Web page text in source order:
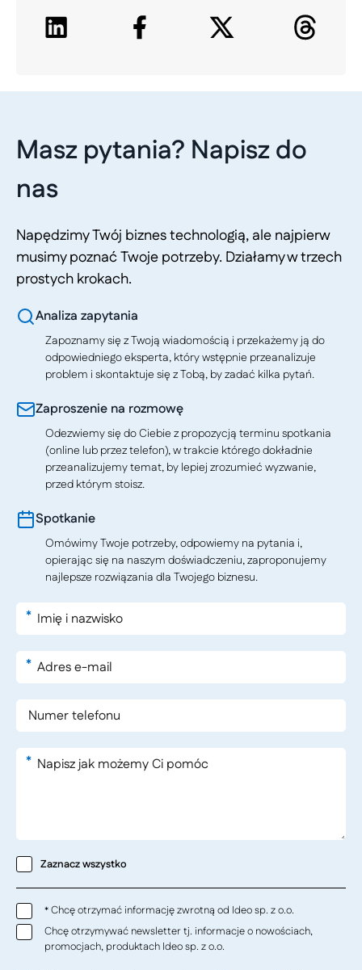
Masz pytania? Napisz do
nas
Napędzimy Twój biznes technologią, ale najpierw
musimy poznać Twoje potrzeby. Działamy w trzech
prostych krokach.
Analiza zapytania
Zapoznamy się z Twoją wiadomością i przekażemy ją do
odpowiedniego eksperta, który wstępnie przeanalizuje
problem i skontaktuje się z Tobą, by zadać kilka pytań.
Zaproszenie na rozmowę
Odezwiemy się do Ciebie z propozycją terminu spotkania
(online lub przez telefon), w trakcie którego dokładnie
przeanalizujemy temat, by lepiej zrozumieć wyzwanie,
przed którym stoisz.
Spotkanie
Omówimy Twoje potrzeby, odpowiemy na pytania i,
opierając się na naszym doświadczeniu, zaproponujemy
najlepsze rozwiązania dla Twojego biznesu.
*
*
*
Zaznacz wszystko
*Chcę otrzymać informację zwrotną od Ideo sp. z o.o.
Chcę otrzymywać newsletter tj. informacje o nowościach,
promocjach, produktach Ideo sp. z o.o.